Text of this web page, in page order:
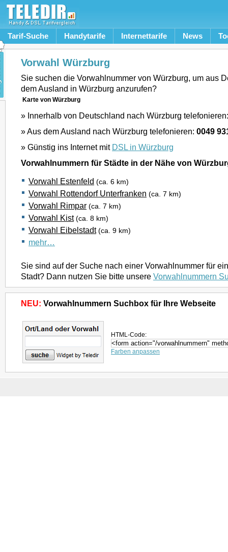
Tarif-Suche Handytarife Internettarife News
Vorwahl Würzburg
Sie suchen die Vorwahlnummer von Würzburg, um aus
dem Ausland in Würzburg anzurufen?
Karte von Würzburg
» Innerhalb von Deutschland nach Würzburg
» Aus dem Ausland nach Würzburg telefonieren: 0049
» Günstig ins Internet mit DSL in Würzburg
Vorwahlnummern für Städte in der Nähe von
Vorwahl Estenfeld (ca. 6 km)
Vorwahl Rottendorf Unterfranken (ca. 7 km)
Vorwahl Rimpar (ca. 7 km)
Vorwahl Kist (ca. 8 km)
Vorwahl Eibelstadt (ca. 9 km)
mehr…
Sie sind auf der Suche nach einer Vorwahlnummer für
Stadt? Dann nutzen Sie bitte unsere Vorwahlnummern
NEU: Vorwahlnummern Suchbox für Ihre Webseite
HTML-Code:
Farben anpassen